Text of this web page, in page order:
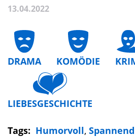
13.04.2022
DRAMA KOMÖDIE
LIEBESGESCHICHTE
Tags: Humorvoll, Spannend